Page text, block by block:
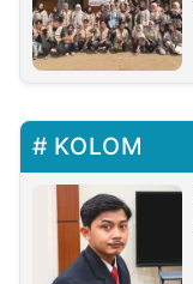
KOLOM